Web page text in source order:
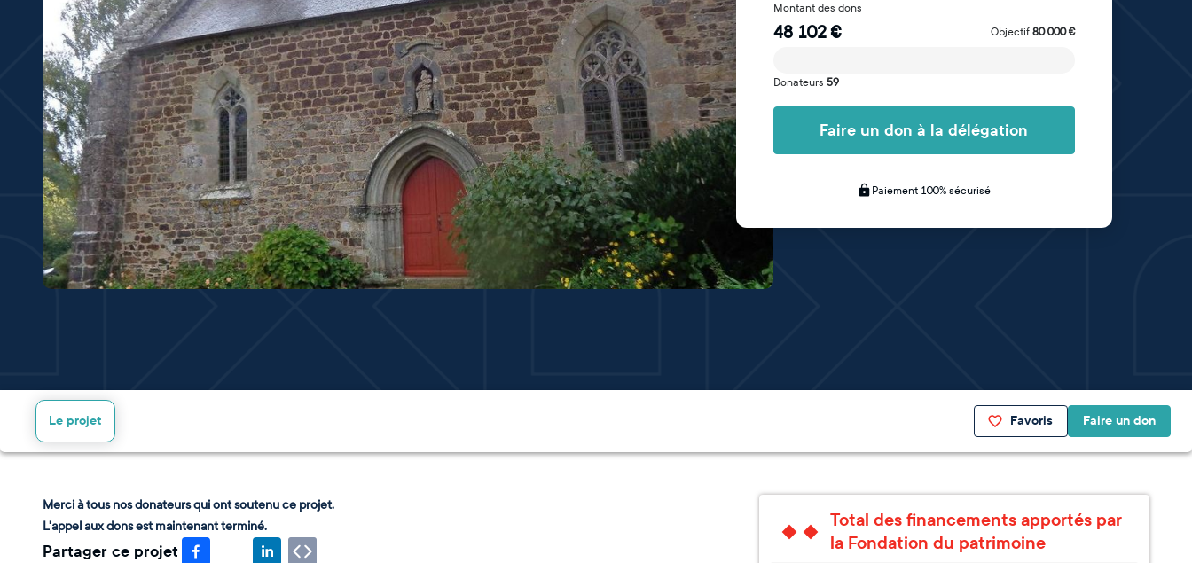
Montant des dons
48 102€ Objectif 80 000€
Donateurs 59
Faire un don à la délégation
Paiement 100% sécurisé
Favoris Faire un don
Le projet
Merci à tous nos donateurs qui ont soutenu ce projet.
L'appel aux dons est maintenant terminé.
Partager ce projet
Total des financements apportés par
la Fondation du patrimoine